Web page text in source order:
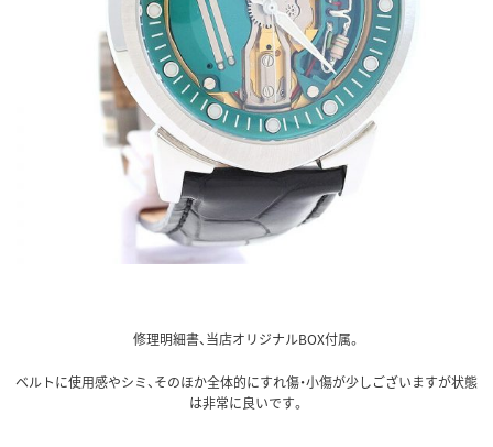
修理明細書、当店オリジナルBOX付属。
ベルトに使用感やシミ、そのほか全体的にすれ傷・小傷が少しございますが状態
は非常に良いです。